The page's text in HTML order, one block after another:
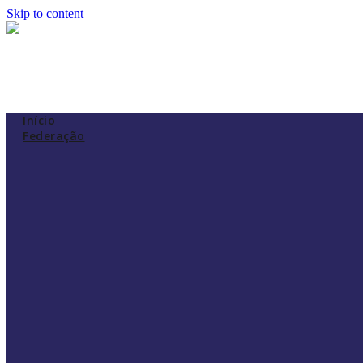
Skip to content
Início
Federação